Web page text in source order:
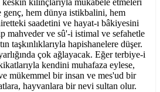
kılınçlarıyla mukabele etmeleri
genç, hem dünya istikbalini, hem
saadetini ve hayat-ı bâkiyesini
mahveder ve sû'-i istimal ve sefahetle
taşkınlıklarıyla hapishanelere düşer.
çok ağlayacak. Eğer terbiye-i
kendini muhafaza eylese,
mükemmel bir insan ve mes'ud bir
hayvanlara bir nevi sultan olur.